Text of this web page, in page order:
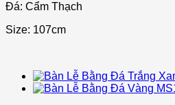
Đá: Cẩm Thạch
Size: 107cm